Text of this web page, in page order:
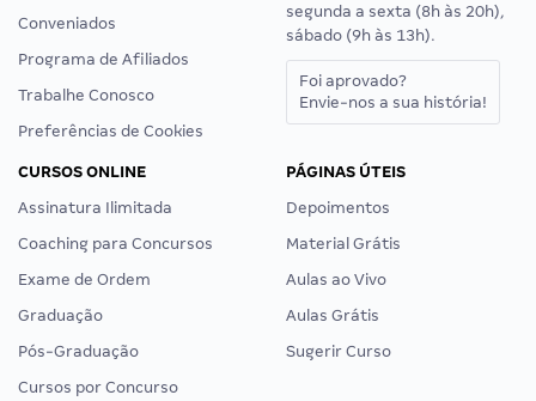
Conveniados
Programa de Afiliados
Trabalhe Conosco
Preferências de Cookies
segunda a sexta (8h às 20h),
sábado (9h às 13h).
Foi aprovado?
Envie-nos a sua história!
CURSOS ONLINE
Assinatura Ilimitada
Coaching para Concursos
Exame de Ordem
Graduação
Pós-Graduação
Cursos por Concurso
PÁGINAS ÚTEIS
Depoimentos
Material Grátis
Aulas ao Vivo
Aulas Grátis
Sugerir Curso